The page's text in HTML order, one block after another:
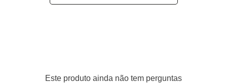
Este produto ainda não tem perguntas